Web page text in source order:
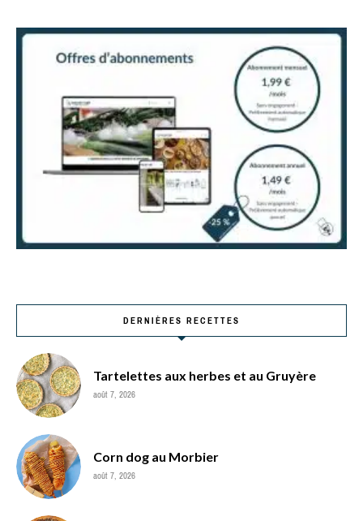
DERNIÈRES RECETTES
Tartelettes aux herbes et au Gruyère
août 7, 2026
Corn dog au Morbier
août 7, 2026